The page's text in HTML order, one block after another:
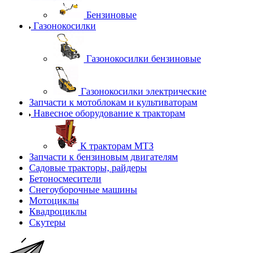
Бензиновые
Газонокосилки
Газонокосилки бензиновые
Газонокосилки электрические
Запчасти к мотоблокам и культиваторам
Навесное оборудование к тракторам
К тракторам МТЗ
Запчасти к бензиновым двигателям
Садовые тракторы, райдеры
Бетоносмесители
Снегоуборочные машины
Мотоциклы
Квадроциклы
Скутеры